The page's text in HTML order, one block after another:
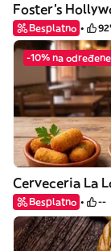
Foster's
Besplatno
-10% na
Cerveceria La
Besplatno --